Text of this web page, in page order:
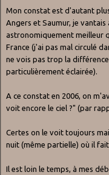
Mon constat est d'autant
Angers et Saumur, je
astronomiquement meilleur
France (j'ai pas mal circulé
ne vois pas trop la
particulièrement éclairée).
A ce constat en 2006, on
voit encore le ciel ?" (par
Certes on le voit toujours
nuit (même partielle) où il
Il est loin le temps, à mes